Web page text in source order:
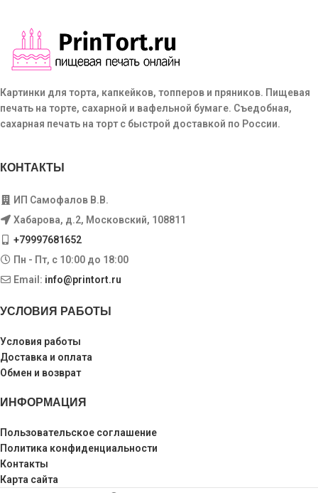
Картинки для торта, капкейков, топперов и пряников. Пищевая
печать на торте, сахарной и вафельной бумаге. Съедобная,
сахарная печать на торт с быстрой доставкой по России.
КОНТАКТЫ
ИП Самофалов В.В.
Хабарова, д.2, Московский, 108811
+79997681652
Пн - Пт, с 10:00 до 18:00
Email: info@printort.ru
УСЛОВИЯ РАБОТЫ
Условия работы
Доставка и оплата
Обмен и возврат
ИНФОРМАЦИЯ
Пользовательское соглашение
Политика конфиденциальности
Контакты
Карта сайта